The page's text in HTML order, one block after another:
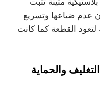
متينة تُثبت
عدم ضياعها وتسريع
لتعود القطعة كما كانت
والحماية